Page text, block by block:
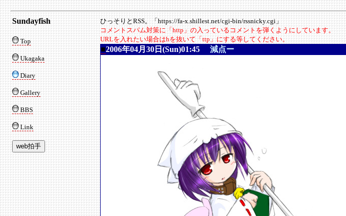
Sundayfish
Top
Ukagaka
Diary
Gallery
BBS
Link
ひっそりとRSS。「https://fa-x.shillest.net/cgi-bin/rssnicky.cgi」
コメントスパム対策に「http」の入っているコメントを弾くようにしています。
URLを入れたい場合はhを抜いて「ttp」にする等してください。
■2006年04月30日(Sun)01:45 減点ー